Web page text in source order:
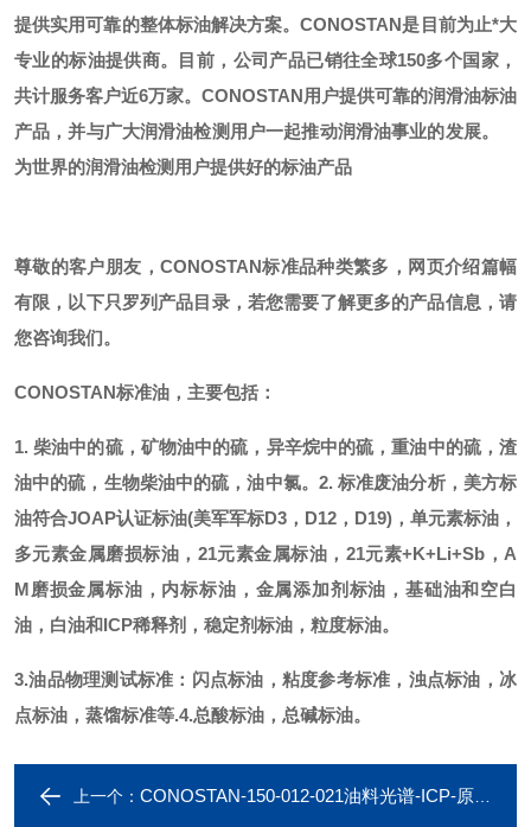
提供实用可靠的整体标油解决方案。CONOSTAN是目前为止*大
专业的标油提供商。
目前，公司产品已销往全球150多个国家，
共计服务客户近6万家。CONOSTAN用户提供可靠的润滑油标油
产品，并与广大润滑油检测用户一起推动润滑油事业的发展。
为世界的润滑油检测用户提供好的标油产品
尊敬的客户朋友， CONOSTAN标准品种类繁多，网页介绍篇幅
有限，以下只罗列产品目录，若您需要了解更多的产品信息，请
您咨询我们。
CONOSTAN标准油，主要包括：
1. 柴油中的硫，矿物油中的硫，异辛烷中的硫，重油中的硫，渣
油中的硫，生物柴油中的硫，油中氯。 2. 标准废油分析，美方标
油符合JOAP认证标油(美军军标D3，D12，D19)，单元素标油，
多元素金属磨损标油，21元素金属标油，21元素+K+Li+Sb，A
M磨损金属标油，内标标油，金属添加剂标油，基础油和空白
油，白油和ICP稀释剂，稳定剂标油，粒度标油。
3.油品物理测试标准：闪点标油，粘度参考标准，浊点标油，冰
点标油，蒸馏标准等.4.总酸标油，总碱标油。
上一个： CONOSTAN-150-012-021油料光谱-ICP-原子发射光谱-S12+Mo元素